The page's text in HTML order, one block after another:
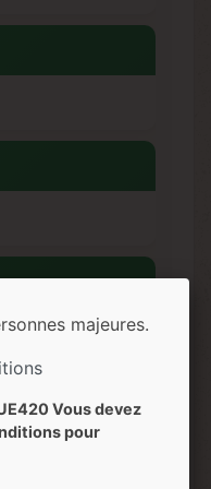
200 cmmajeures.
Vous devez
pour